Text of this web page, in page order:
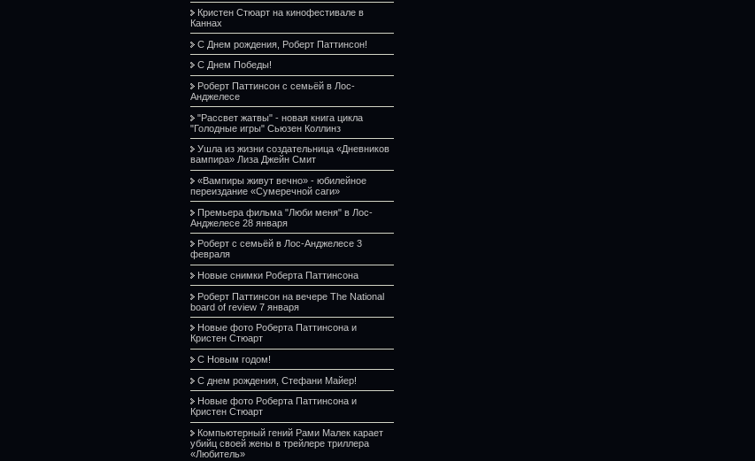
Кристен Стюарт на кинофестивале в
Каннах
С Днем рождения, Роберт Паттинсон!
С Днем Победы!
Роберт Паттинсон с семьёй в Лос-
Анджелесе
"Рассвет жатвы" - новая книга цикла
"Голодные игры" Сьюзен Коллинз
Ушла из жизни создательница «Дневников
вампира» Лиза Джейн Смит
«Вампиры живут вечно» - юбилейное
переиздание «Сумеречной саги»
Премьера фильма "Люби меня" в Лос-
Анджелесе 28 января
Роберт с семьёй в Лос-Анджелесе 3
февраля
Новые снимки Роберта Паттинсона
Роберт Паттинсон на вечере The National
board of review 7 января
Новые фото Роберта Паттинсона и
Кристен Стюарт
С Новым годом!
С днем рождения, Стефани Майер!
Новые фото Роберта Паттинсона и
Кристен Стюарт
Компьютерный гений Рами Малек карает
убийц своей жены в трейлере триллера
«Любитель»